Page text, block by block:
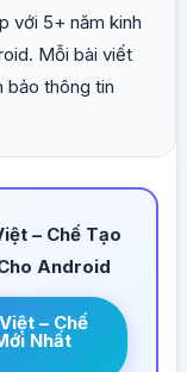
với 5+ năm kinh
Mỗi bài viết
bảo thông tin
– Chế Tạo
Android
– Chế
Nhất